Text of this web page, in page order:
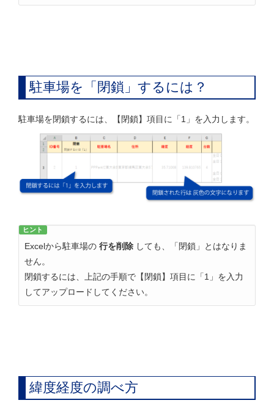
駐車場を「閉鎖」するには？
駐車場を閉鎖するには、【閉鎖】項目に「1」を入力します。
ヒント
Excelから駐車場の 行を削除 しても、「閉鎖」とはなりま
せん。
閉鎖するには、上記の手順で【閉鎖】項目に「1」を入力
してアップロードしてください。
緯度経度の調べ方